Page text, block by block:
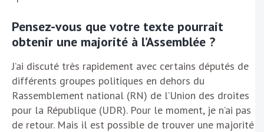
Pensez-vous que votre texte pourrait
obtenir une majorité à l’Assemblée ?
J’ai discuté très rapidement avec certains députés de
différents groupes politiques en dehors du
Rassemblement national (RN) de l’Union des droites
pour la République (UDR). Pour le moment, je n’ai pas
de retour. Mais il est possible de trouver une majorité